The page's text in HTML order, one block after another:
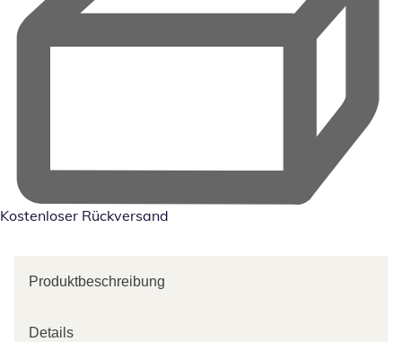
Kostenloser Rückversand
Produktbeschreibung
Details